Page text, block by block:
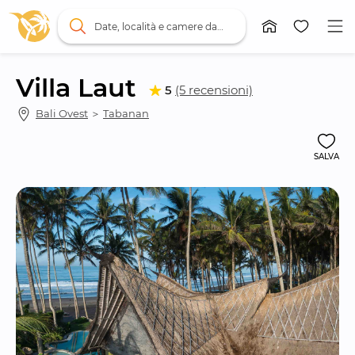
Villa Laut 5 (5 recensioni)
Bali Ovest ＞ Tabanan
SALVA